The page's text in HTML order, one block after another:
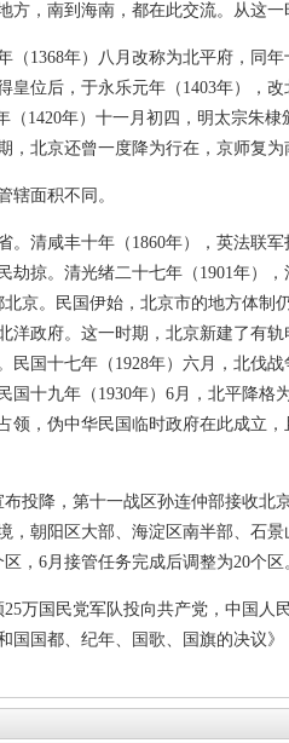
，南到海南，都在此交流。从这一
年）八月改称为北平府，同年
位后，于永乐元年（1403年），
1420年）十一月初四，明太宗朱
北京还曾一度降为行在，京师复为
面积不同。
清咸丰十年（1860年），英法联军
劫掠。清光绪二十七年（1901年）
京。民国伊始，北京市的地方体制
政府。这一时期，北京新建了有
国十七年（1928年）六月，北伐
十九年（1930年）6月，北平降格
领，伪中华民国临时政府在此成立
降，第十一战区孙连仲部接收北
朝阳区大部、海淀区南半部、石
，6月接管任务完成后调整为20个区
国民党军队投向共产党，中国人
国都、纪年、国歌、国旗的决议